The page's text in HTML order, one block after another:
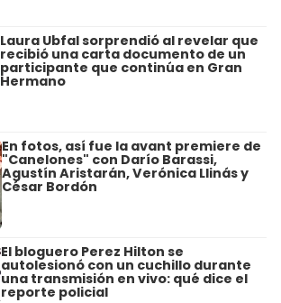
Laura Ubfal sorprendió al revelar que
recibió una carta documento de un
participante que continúa en Gran
Hermano
En fotos, así fue la avant premiere de
"Canelones" con Darío Barassi,
Agustín Aristarán, Verónica Llinás y
César Bordón
El bloguero Perez Hilton se
autolesionó con un cuchillo durante
una transmisión en vivo: qué dice el
reporte policial